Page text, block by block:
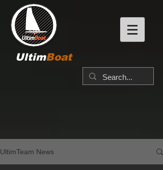
UltimBoat
UltimTeam News